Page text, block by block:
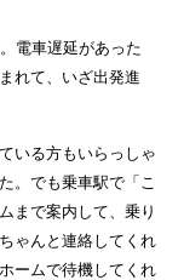
電車遅延があった
れて、いざ出発進
いる方もいらっしゃ
。でも乗車駅で「こ
まで案内して、乗り
ゃんと連絡してくれ
ームで待機してくれ